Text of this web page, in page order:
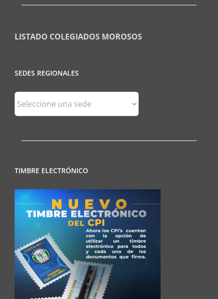
LISTADO COLEGIADOS MOROSOS
SEDES REGIONALES
Sedes
Regionales
TIMBRE ELECTRÓNICO